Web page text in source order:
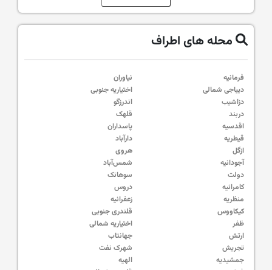
محله های اطراف
فرمانیه
نیاوران
دیباجی شمالی
اختیاریه جنوبی
دزاشیب
اندرزگو
دربند
قلهک
اقدسیه
پاسداران
قیطریه
دارآباد
ازگل
هروی
آجودانیه
شمس‌آباد
دولت
سوهانک
کامرانیه
دروس
منظریه
زعفرانیه
کیکاووس
قلندری جنوبی
ظفر
اختیاریه شمالی
ارتش
جهانتاب
تجریش
شهرک نفت
جمشیدیه
الهیه